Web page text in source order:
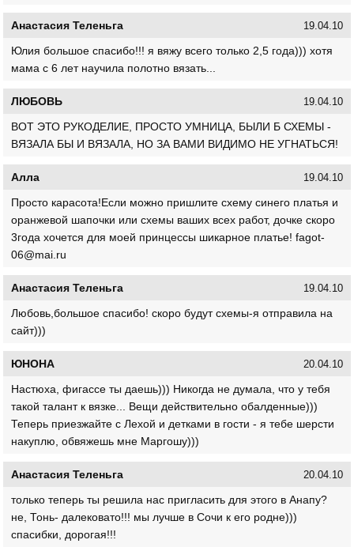
Анастасия Теленьга 19.04.10
Юлия большое спасибо!!! я вяжу всего только 2,5 года))) хотя
мама с 6 лет научила полотно вязать...
ЛЮБОВЬ 19.04.10
ВОТ ЭТО РУКОДЕЛИЕ, ПРОСТО УМНИЦА, БЫЛИ Б СХЕМЫ -
ВЯЗАЛА БЫ И ВЯЗАЛА, НО ЗА ВАМИ ВИДИМО НЕ УГНАТЬСЯ!
Алла 19.04.10
Просто карасота!Если можно пришлите схему синего платья и
оранжевой шапочки или схемы ваших всех работ, дочке скоро
3года хочется для моей принцессы шикарное платье! fagot-
06@mai.ru
Анастасия Теленьга 19.04.10
Любовь,большое спасибо! скоро будут схемы-я отправила на
сайт)))
ЮНОНА 20.04.10
Настюха, фигассе ты даешь))) Никогда не думала, что у тебя
такой талант к вязке... Вещи действительно обалденные)))
Теперь приезжайте с Лехой и детками в гости - я тебе шерсти
накуплю, обвяжешь мне Маргошу)))
Анастасия Теленьга 20.04.10
только теперь ты решила нас пригласить для этого в Анапу?
не, Тонь- далековато!!! мы лучше в Сочи к его родне)))
спасибки, дорогая!!!